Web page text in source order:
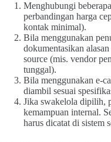
Menghubungi
perbandingan harga
kontak minimal).
Bila menggunakan
dokumentasikan
source (mis. vendor
tunggal).
Bila menggunakan e-
diambil sesuai
Jika swakelola dipilih,
kemampuan internal.
harus dicatat di sistem